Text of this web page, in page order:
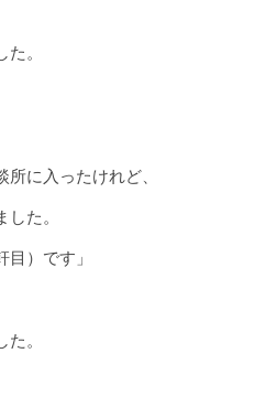
。
所に入ったけれど、
た。
）です」
。